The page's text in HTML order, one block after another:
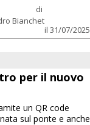
di
Bianchet
il 31/07/2025
per il nuovo
un QR code
sul ponte e anche